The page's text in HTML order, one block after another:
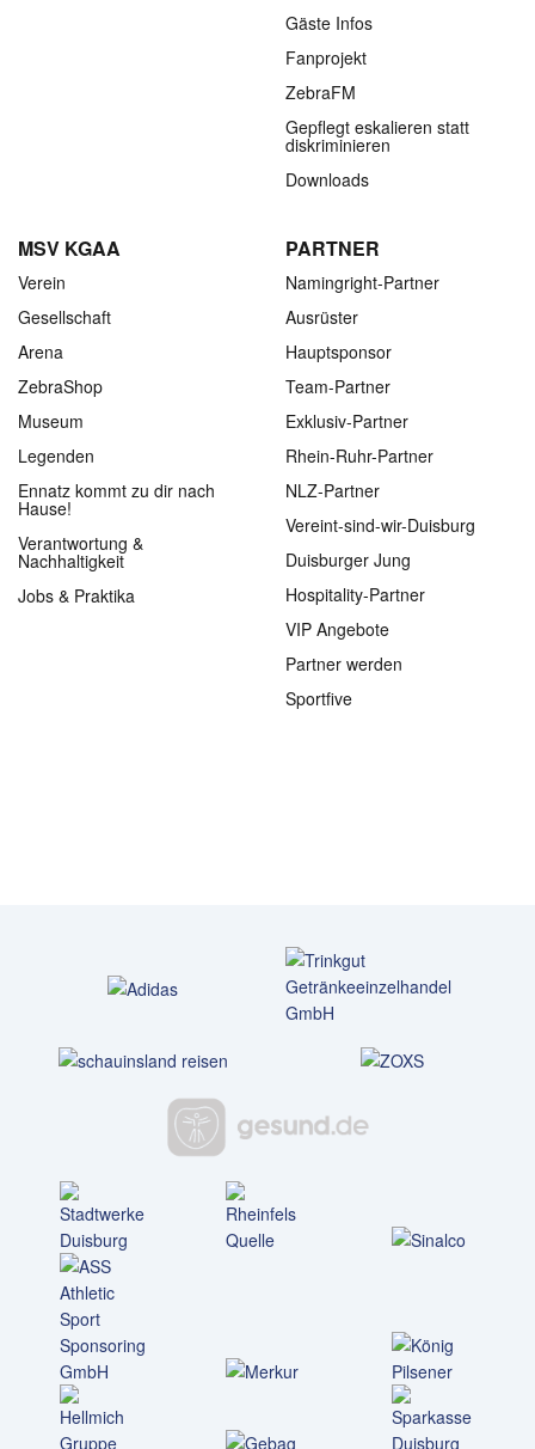
Gäste Infos
Fanprojekt
ZebraFM
Gepflegt eskalieren statt
diskriminieren
Downloads
MSV KGAA
Verein
Gesellschaft
Arena
ZebraShop
Museum
Legenden
Ennatz kommt zu dir nach
Hause!
Verantwortung &
Nachhaltigkeit
Jobs & Praktika
PARTNER
Namingright-Partner
Ausrüster
Hauptsponsor
Team-Partner
Exklusiv-Partner
Rhein-Ruhr-Partner
NLZ-Partner
Vereint-sind-wir-Duisburg
Duisburger Jung
Hospitality-Partner
VIP Angebote
Partner werden
Sportfive